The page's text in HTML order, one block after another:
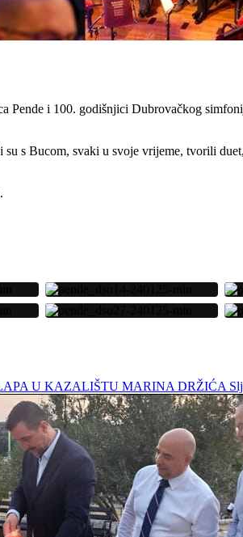
Pende i 100. godišnjici Dubrovačkog
s Bucom, svaki u svoje vrijeme, tvorili
U KAZALIŠTU MARINA DRŽIĆA